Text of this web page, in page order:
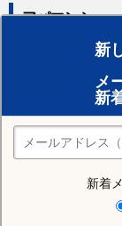
新
メ
新
新着
アパマンショ
賃貸のプロがお部
おまかせ物件リ
住みたい街の店舗
店舗検索